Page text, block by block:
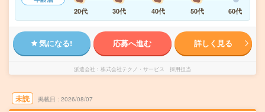
20代
30代 40代 50代 60代
気になる! 応募へ進む 詳しく見る
派遣会社 株式会社テクノ・サービス 採用担当
未読 掲載日 2026/08/07